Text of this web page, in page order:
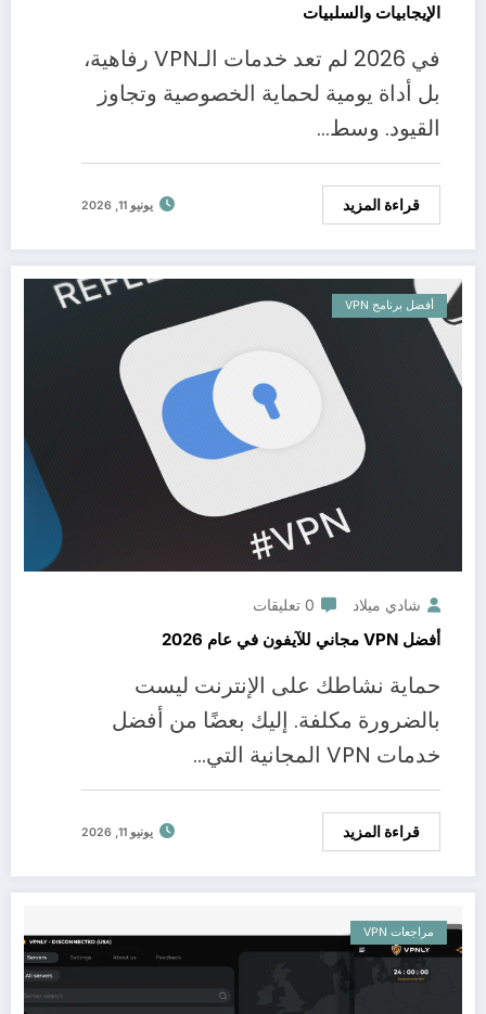
الإيجابيات والسلبيات
في 2026 لم تعد خدمات الـVPN رفاهية،
بل أداة يومية لحماية الخصوصية وتجاوز
القيود. وسط…
قراءة المزيد يونيو 11, 2026
أفضل برنامج VPN
شادي ميلاد 0 تعليقات
أفضل VPN مجاني للآيفون في عام 2026
حماية نشاطك على الإنترنت ليست
بالضرورة مكلفة. إليك بعضًا من أفضل
خدمات VPN المجانية التي…
قراءة المزيد يونيو 11, 2026
مراجعات VPN